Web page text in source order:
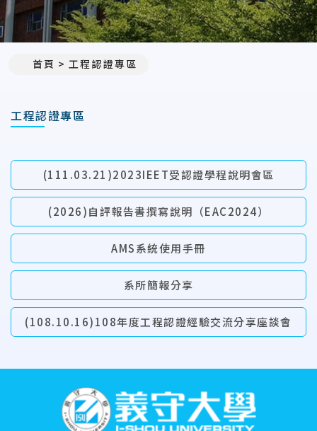
首頁 工程認證專區
工程認證專區
(111.03.21)2023IEET受認證學程說明會區
(2026)自評報告書撰寫說明（EAC2024）
AMS系統使用手冊
系所簡報分享
(108.10.16)108年度工程認證經驗交流分享座談會